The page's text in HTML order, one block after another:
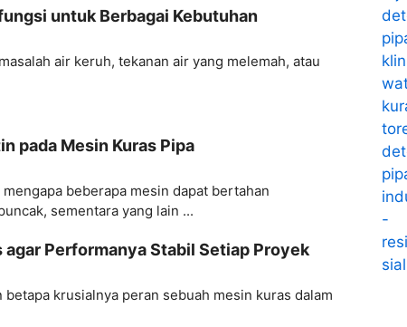
untuk Berbagai Kebutuhan
air keruh, tekanan air yang melemah, atau
pada Mesin Kuras Pipa
beberapa mesin dapat bertahan
sementara yang lain ...
agar Performanya Stabil Setiap Proyek
betapa krusialnya peran sebuah mesin kuras dalam